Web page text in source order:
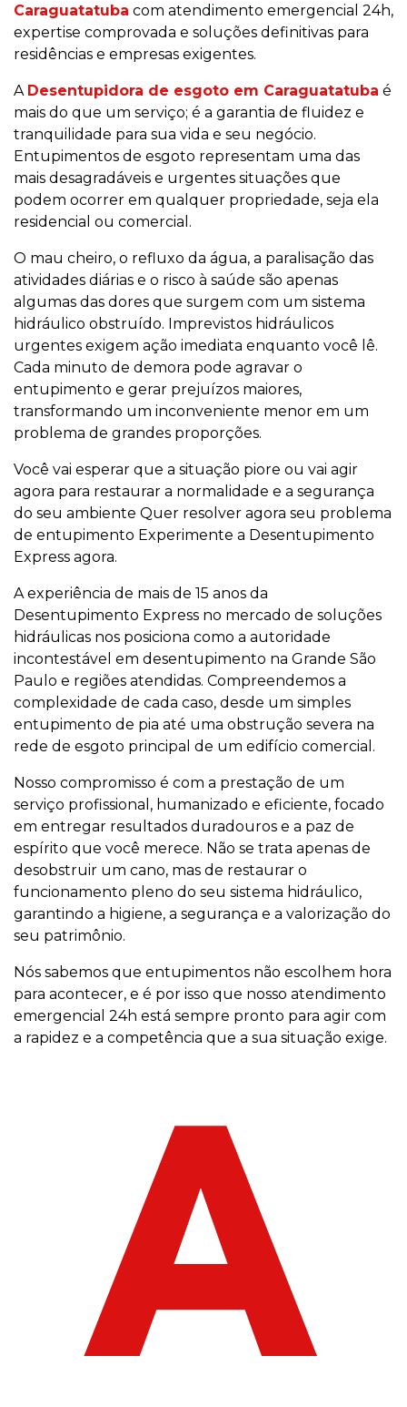
Caraguatatuba com atendimento emergencial 24h,
expertise comprovada e soluções definitivas para
residências e empresas exigentes.
A Desentupidora de esgoto em Caraguatatuba é
mais do que um serviço; é a garantia de fluidez e
tranquilidade para sua vida e seu negócio.
Entupimentos de esgoto representam uma das
mais desagradáveis e urgentes situações que
podem ocorrer em qualquer propriedade, seja ela
residencial ou comercial.
O mau cheiro, o refluxo da água, a paralisação das
atividades diárias e o risco à saúde são apenas
algumas das dores que surgem com um sistema
hidráulico obstruído. Imprevistos hidráulicos
urgentes exigem ação imediata enquanto você lê.
Cada minuto de demora pode agravar o
entupimento e gerar prejuízos maiores,
transformando um inconveniente menor em um
problema de grandes proporções.
Você vai esperar que a situação piore ou vai agir
agora para restaurar a normalidade e a segurança
do seu ambiente Quer resolver agora seu problema
de entupimento Experimente a Desentupimento
Express agora.
A experiência de mais de 15 anos da
Desentupimento Express no mercado de soluções
hidráulicas nos posiciona como a autoridade
incontestável em desentupimento na Grande São
Paulo e regiões atendidas. Compreendemos a
complexidade de cada caso, desde um simples
entupimento de pia até uma obstrução severa na
rede de esgoto principal de um edifício comercial.
Nosso compromisso é com a prestação de um
serviço profissional, humanizado e eficiente, focado
em entregar resultados duradouros e a paz de
espírito que você merece. Não se trata apenas de
desobstruir um cano, mas de restaurar o
funcionamento pleno do seu sistema hidráulico,
garantindo a higiene, a segurança e a valorização do
seu patrimônio.
Nós sabemos que entupimentos não escolhem hora
para acontecer, e é por isso que nosso atendimento
emergencial 24h está sempre pronto para agir com
a rapidez e a competência que a sua situação exige.
A